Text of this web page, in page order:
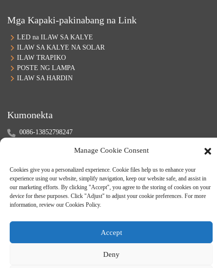
Mga Kapaki-pakinabang na Link
LED na ILAW SA KALYE
ILAW SA KALYE NA SOLAR
ILAW TRAPIKO
POSTE NG LAMPA
ILAW SA HARDIN
Kumonekta
0086-13852798247
Skype: samwang1989
© Karapatang-ari - 2010-2024: Lahat ng Karapatan ay Nakalaan.Mapa ng
Resource
Manage Cookie Consent
Cookies give you a personalized experience. Cookie files help us to enhance your
experience using our website, simplify navigation, keep our website safe, and assist in
our marketing efforts. By clicking "Accept", you agree to the storing of cookies on your
device for these purposes. Click "Adjust" to adjust your cookie preferences. For more
information, review our Cookies Policy.
Accept
Deny